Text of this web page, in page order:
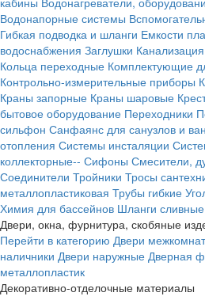
Водонапорные системы
Гибкая подводка и шланги Емкости
водоснабжения Заглушки Канализация
Кольца переходные Комплектующие
Контрольно-измерительные приборы
Краны запорные Краны шаровые
бытовое оборудование Переходники
сильфон Санфаянс для санузлов и
отопления Системы инсталяции
коллекторные-- Сифоны Смесители,
Соединители Тройники Тросы
металлопластиковая Трубы гибкие
Химия для бассейнов Шланги сливные
Двери, окна, фурнитура, скобяные
Перейти в категорию Двери
наличники Двери наружные Дверная
металлопластик
Декоративно-отделочные материалы